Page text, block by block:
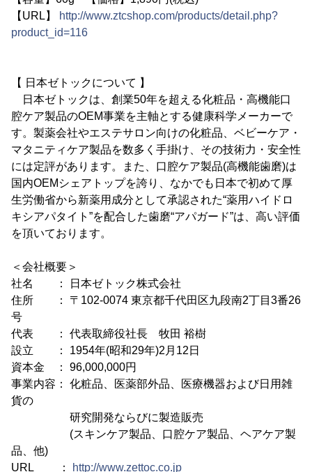
【URL】
http://www.ztcshop.com/products/detail.php?
product_id=116
【 日本ゼトックについて 】
日本ゼトックは、創業50年を超える化粧品・高機能口
腔ケア製品のOEM事業を主軸とする健康科学メーカーで
す。製薬会社やエステサロン向けの化粧品、ベビーケア・
マタニティケア製品を数多く手掛け、その技術力・安全性
には定評があります。また、口腔ケア製品(高機能歯磨)は
国内OEMシェアトップを誇り、なかでも日本で初めて厚
生労働省から新薬用成分として承認された“薬用ハイドロ
キシアパタイト”を配合した歯磨“アパガード”は、高い評価
を頂いております。
＜会社概要＞
社名 ： 日本ゼトック株式会社
住所 ： 〒102-0074 東京都千代田区九段南2丁目3番26
号
代表 ： 代表取締役社長 牧田 裕樹
設立 ： 1954年(昭和29年)2月12日
資本金 ： 96,000,000円
事業内容： 化粧品、医薬部外品、医療機器および日用雑
貨の
研究開発ならびに製造販売
(スキンケア製品、口腔ケア製品、ヘアケア製
品、他)
URL ：
http://www.zettoc.co.jp